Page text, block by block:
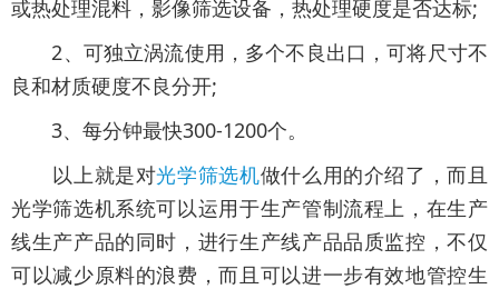
或热处理混料，影像筛选设备，热处理硬度是否达标;
2、可独立涡流使用，多个不良出口，可将尺寸不
良和材质硬度不良分开;
3、每分钟最快300-1200个。
以上就是对光学筛选机做什么用的介绍了，而且
光学筛选机系统可以运用于生产管制流程上，在生产
线生产产品的同时，进行生产线产品品质监控，不仅
可以减少原料的浪费，而且可以进一步有效地管控生